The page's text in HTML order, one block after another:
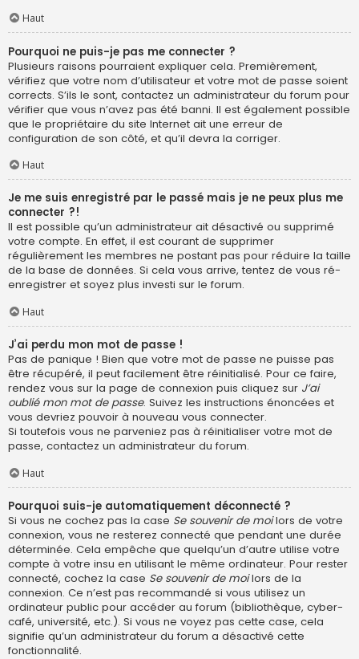
Haut
Pourquoi ne puis-je pas me connecter ?
Plusieurs raisons pourraient expliquer cela. Premièrement,
vérifiez que votre nom d’utilisateur et votre mot de passe soient
corrects. S’ils le sont, contactez un administrateur du forum pour
vérifier que vous n’avez pas été banni. Il est également possible
que le propriétaire du site Internet ait une erreur de
configuration de son côté, et qu’il devra la corriger.
Haut
Je me suis enregistré par le passé mais je ne peux plus me
connecter ?!
Il est possible qu’un administrateur ait désactivé ou supprimé
votre compte. En effet, il est courant de supprimer
régulièrement les membres ne postant pas pour réduire la taille
de la base de données. Si cela vous arrive, tentez de vous ré-
enregistrer et soyez plus investi sur le forum.
Haut
J’ai perdu mon mot de passe !
Pas de panique ! Bien que votre mot de passe ne puisse pas
être récupéré, il peut facilement être réinitialisé. Pour ce faire,
rendez vous sur la page de connexion puis cliquez sur J’ai
oublié mon mot de passe. Suivez les instructions énoncées et
vous devriez pouvoir à nouveau vous connecter.
Si toutefois vous ne parveniez pas à réinitialiser votre mot de
passe, contactez un administrateur du forum.
Haut
Pourquoi suis-je automatiquement déconnecté ?
Si vous ne cochez pas la case Se souvenir de moilors de votre
connexion, vous ne resterez connecté que pendant une durée
déterminée. Cela empêche que quelqu’un d’autre utilise votre
compte à votre insu en utilisant le même ordinateur. Pour rester
connecté, cochez la case Se souvenir de moilors de la
connexion. Ce n’est pas recommandé si vous utilisez un
ordinateur public pour accéder au forum (bibliothèque, cyber-
café, université, etc.). Si vous ne voyez pas cette case, cela
signifie qu’un administrateur du forum a désactivé cette
fonctionnalité.